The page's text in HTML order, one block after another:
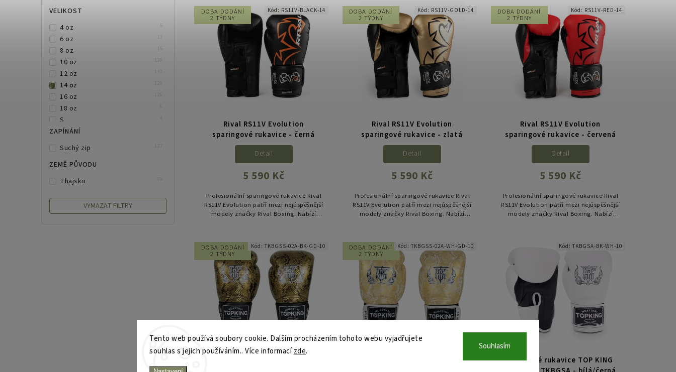
Tento web používá soubory cookie. Dalším procházením tohoto webu vyjadřujete
souhlas s jejich používáním.. Více informacízde. Souhlasím
VELIKOST
4 oz
5
6 oz 13
8 oz 15
10 oz 139
12 oz
14 oz
16 oz
18 oz
S
M
ZAPÍNÁNÍ
Suchý zip
ZEMĚ PŮVODU
Thajsko
VYMAZAT FILTRY
DOBA DODÁNÍ
2 TÝDNY
Rival RS11V Evolution
sparingové rukavice - černá
5 590 Kč
Detail
Profesionální sparingové rukavice Rival
RS11V Evolution patří mezi nejúspěšnější
modely značky Rival Boxing. Nabízí
Kód: RS11V-BLACK-14 DOBA DODÁNÍ
2 TÝDNY
Rival RS11V Evolution
sparingové rukavice - zlatá
5 590 Kč
Detail
Profesionální sparingové rukavice Rival
RS11V Evolution patří mezi nejúspěšnější
modely značky Rival Boxing. Nabízí
Kód: RS11V-GOLD-14 DOBA DODÁNÍ
2 TÝDNY
Rival RS11V Evolution
sparingové rukavice - červená
5 590 Kč
Detail
Profesionální sparingové rukavice Rival
RS11V Evolution patří mezi nejúspěšnější
modely značky Rival Boxing. Nabízí
Kód: RS11V-RED-14
DOBA DODÁNÍ
2 TÝDNY
Kód:TKBGSS-02A-BK-GD-10 DOBA DODÁNÍ
2 TÝDNY
Boxerské rukavice TOP KING
Kód:TKBGSS-02A-WH-GD-10
Boxerské rukavice TOP KING
Kód:TKBGSA-BK-WH-10